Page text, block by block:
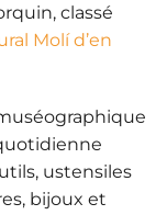
classé
Molí d’en
ustensiles
bijoux et